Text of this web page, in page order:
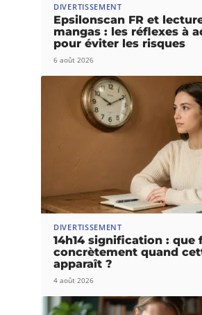
DIVERTISSEMENT
Epsilonscan FR et
mangas : les réflexes à
pour éviter les risques
6 août 2026
DIVERTISSEMENT
14h14 signification : que
concrètement quand
apparaît ?
4 août 2026